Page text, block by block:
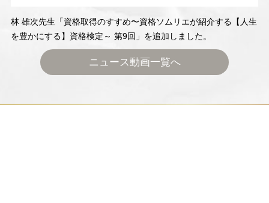
ニュース動画一覧へ
林 雄次先生「資格取得のすすめ〜資格ソムリエが紹介する【人生
を豊かにする】資格検定～ 第9回」を追加しました。